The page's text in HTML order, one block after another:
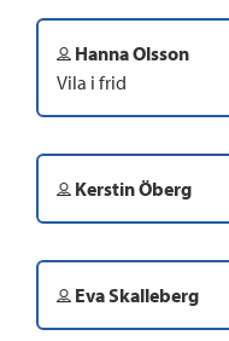
Hanna Olsson
Vila i frid
Kerstin Öberg
Eva Skalleberg